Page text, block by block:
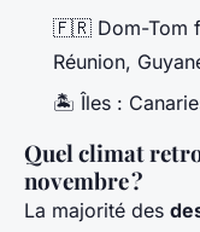
🇫🇷 Dom-Tom
Réunion,
🏝️ Îles :
Quel climat
novembre ?
La majorité des